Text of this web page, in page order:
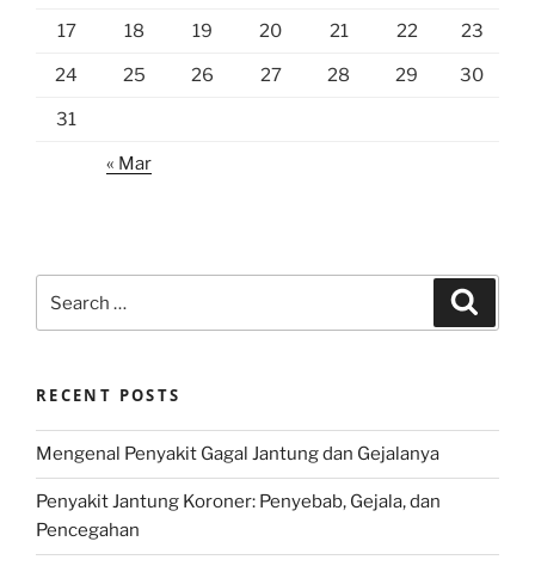
17 18 19 20 21 22 23
24 25 26 27 28 29 30
31
« Mar
for:
RECENT POSTS
Mengenal Penyakit Gagal Jantung dan Gejalanya
Penyakit Jantung Koroner: Penyebab, Gejala, dan
Pencegahan